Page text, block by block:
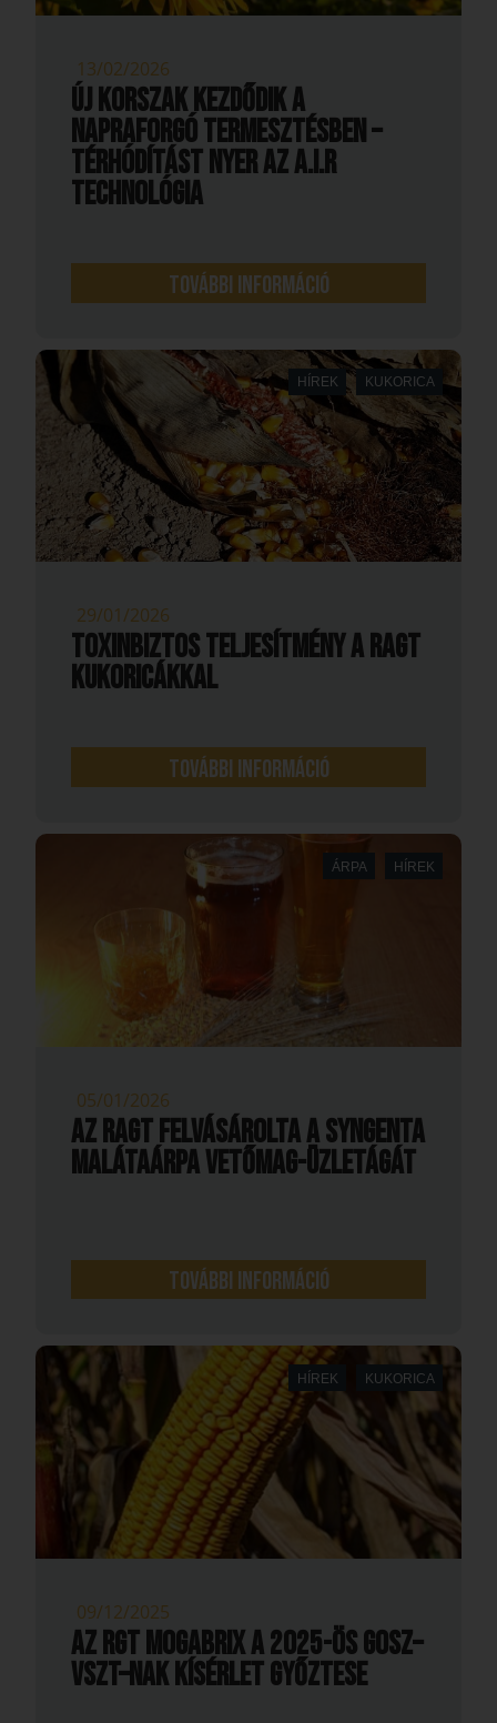
13/02/2026
Új korszak kezdődik a
napraforgó termesztésben –
térhódítást nyer az A.I.R
technológia
További információ
HÍREK KUKORICA
29/01/2026
TOXINBIZTOS TELJESÍTMÉNY A RAGT
KUKORICÁKKAL
További információ
ÁRPA HÍREK
05/01/2026
Az RAGT felvásárolta a SYNGENTA
malátaárpa vetőmag-üzletágát
További információ
HÍREK KUKORICA
09/12/2025
AZ RGT MOGABRIX A 2025-ÖS GOSZ–
VSZT–NAK KÍSÉRLET GYŐZTESE